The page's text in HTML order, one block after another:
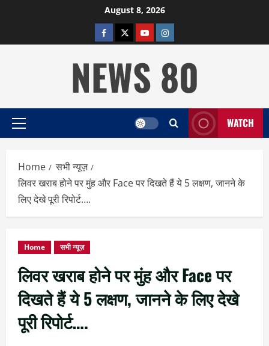
August 8, 2026
facebooktwitterYOUTUBE
instagram
NEWS 80
Primary
WATCH
Home
सभी न्यूज़
लिवर खराब होने पर मुंह और Face पर दिखते हैं ये 5 लक्षण, जानने के
लिए देखे पूरी रिपोर्ट….
Home सभी न्यूज़
लिवर खराब होने पर मुंह और Face पर
दिखते हैं ये 5 लक्षण, जानने के लिए देखे
पूरी रिपोर्ट….